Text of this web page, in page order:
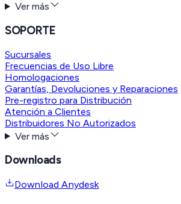
Ver más
SOPORTE
Sucursales
Frecuencias de Uso Libre
Homologaciones
Garantías, Devoluciones y Reparaciones
Pre-registro para Distribución
Atención a Clientes
Distribuidores No Autorizados
Ver más
Downloads
Download Anydesk